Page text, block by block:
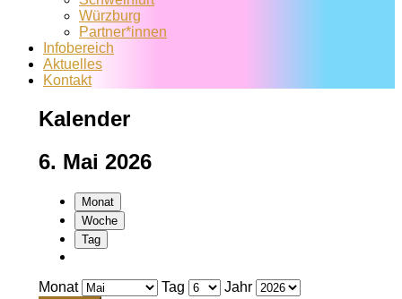
Würzburg
Partner*innen
Infobereich
Aktuelles
Kontakt
Kalender
6. Mai 2026
Monat
Woche
Tag
Monat Tag Jahr